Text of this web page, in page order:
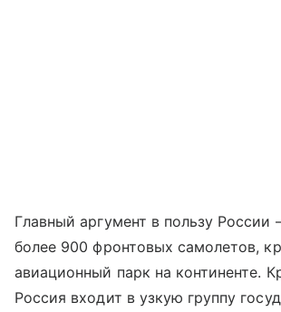
Главный аргумент в пользу
более 900 фронтовых самолетов,
авиационный парк на континенте.
Россия входит в узкую группу